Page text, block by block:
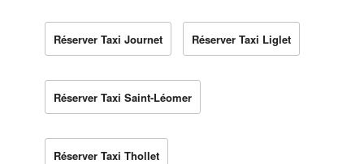
Réserver Taxi Journet Réserver Taxi Liglet
Réserver Taxi Saint-Léomer
Réserver Taxi Thollet